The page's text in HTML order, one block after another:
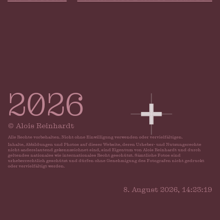
2026
© Alois Reinhardt
Alle Rechte vorbehalten. Nicht ohne Einwilligung verwenden oder vervielfältigen.
Inhalte, Abbildungen und Photos auf dieser Website, deren Urheber- und Nutzungsrechte
nicht anderslautend gekennzeichnet sind, sind Eigentum von Alois Reinhardt und durch
geltendes nationales wie internationales Recht geschützt. Sämtliche Fotos sind
urheberrechtlich geschützt und dürfen ohne Genehmigung des Fotografen nicht gedruckt
oder vervielfältigt werden.
8. August 2026, 14:23:20